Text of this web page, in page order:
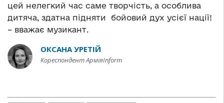
цей нелегкий час саме творчість, а особлива
дитяча, здатна підняти бойовий дух усієї нації!
– вважає музикант.
ОКСАНА УРЕТІЙ
Кореспондент АрміяInform